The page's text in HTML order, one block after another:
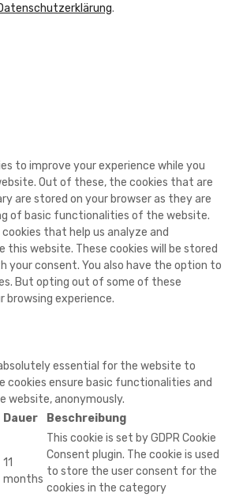
.
to improve your experience while you
Out of these, the cookies that are
are stored on your browser as they are
of basic functionalities of the website.
that help us analyze and
this website. These cookies will be stored
your consent. You also have the option to
But opting out of some of these
browsing experience.
essential for the website to
cookies ensure basic functionalities and
anonymously.
Dauer Beschreibung
11
months
This cookie is set by GDPR Cookie
Consent plugin. The cookie is used
to store the user consent for the
cookies in the category